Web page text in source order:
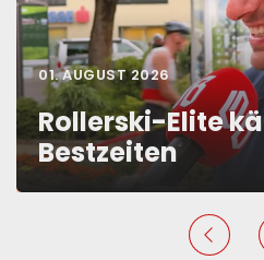
01. AUGUST 2026
Rollerski-Elite
Bestzeiten